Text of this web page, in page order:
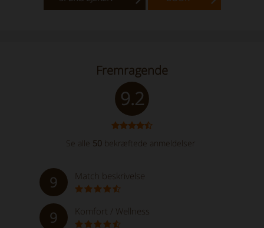
9.2
Fremragende
Se alle 50 bekræftede anmeldelser
9 Match beskrivelse
9 Komfort / Wellness